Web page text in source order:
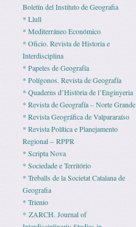
Boletín del Instituto de Geografia
* Llull
* Mediterráneo Económico
* Ofi­cio. Revista de His­to­ria e
Interdisciplina
* Pape­les de Geografía
* Polígonos. Revista de Geografía
* Quaderns d’Història de l’Enginyeria
* Revista de Geografía – Norte Grande
* Revista Geográfica de Valpararaíso
* Revista Polí­tica e Pla­ne­ja­mento
Regio­nal – RPPR
* Scripta Nova
* Sociedade e Território
* Treballs de la Societat Catalana de
Geografia
* Trienio
* ZARCH. Journal of